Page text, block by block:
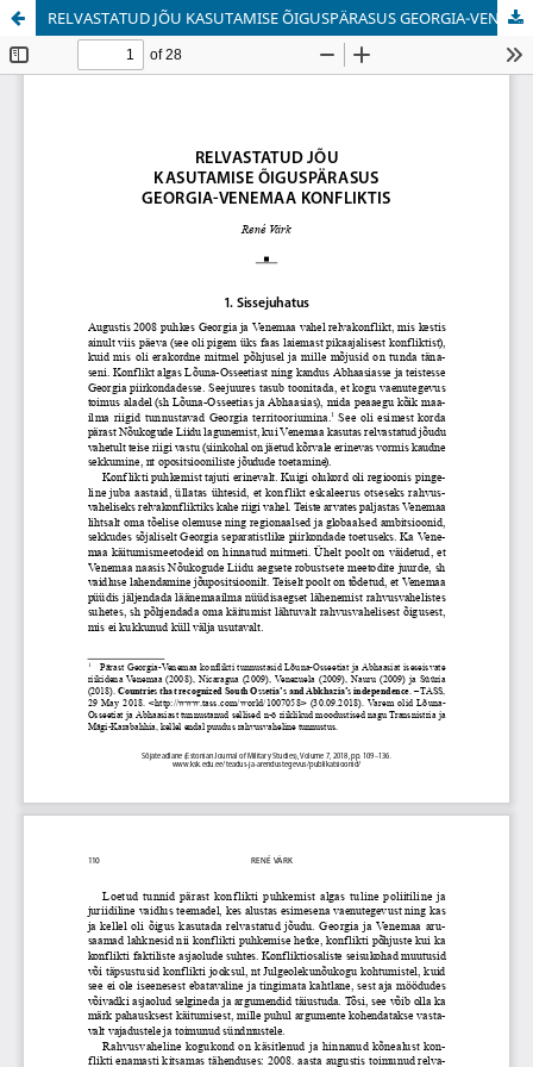
RELVASTATUD JÕU KASUTAMISE ÕIGUSPÄRASUS GEORGIA-VENEMAA KONFLIKTIS